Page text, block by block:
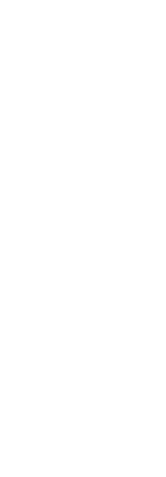
、株価暴落に
』2026年2Qの